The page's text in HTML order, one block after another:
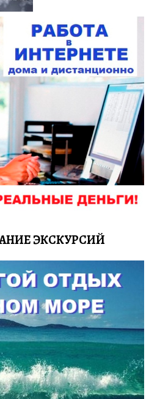
ЭКСКУРСИЙ